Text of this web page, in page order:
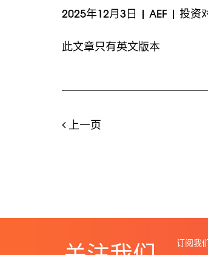
2025年12月3日 | AEF | 投资
此文章只有英文版本
上一页
订阅我